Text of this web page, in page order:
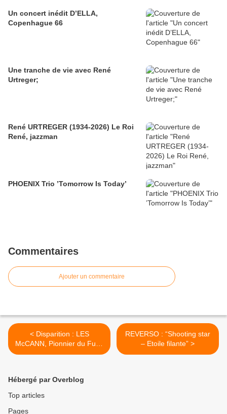
Un concert inédit D’ELLA,
Copenhague 66
Une tranche de vie avec René
Urtreger;
René URTREGER (1934-2026) Le Roi
René, jazzman
PHOENIX Trio ’Tomorrow Is Today’
Commentaires
Ajouter un commentaire
< Disparition : LES
McCANN, Pionnier du Funk
(1935/2023).
REVERSO : “Shooting star
– Etoile filante” >
Hébergé par Overblog
Top articles
Pages